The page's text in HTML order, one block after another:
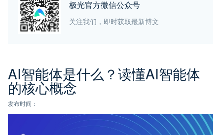
AI智能体是什么？读懂AI智能体
的核心概念
发布时间：
极光官方微信公众号
关注我们，即时获取最新博文